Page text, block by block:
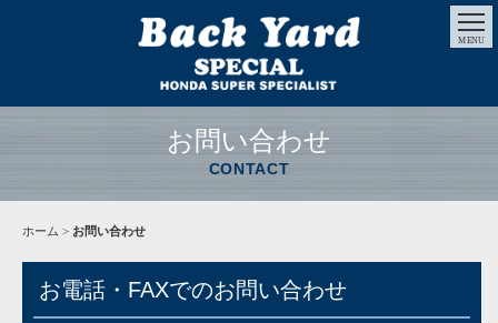
MENU
お問い合わせ
CONTACT
ホーム > お問い合わせ
お電話・FAXでのお問い合わせ